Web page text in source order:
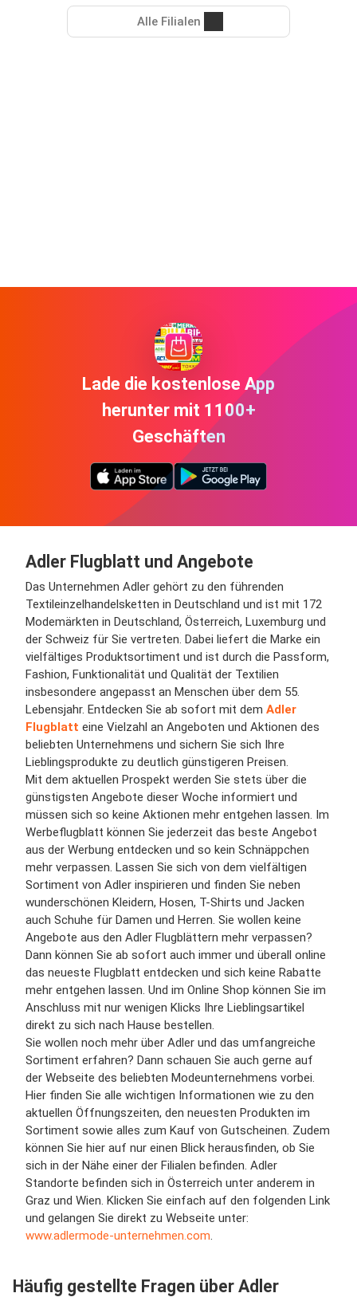
Alle Filialen
Lade die kostenlose App
herunter mit 1100+
Geschäften
Adler Flugblatt und Angebote
Das Unternehmen Adler gehört zu den führenden
Textileinzelhandelsketten in Deutschland und ist mit 172
Modemärkten in Deutschland, Österreich, Luxemburg und
der Schweiz für Sie vertreten. Dabei liefert die Marke ein
vielfältiges Produktsortiment und ist durch die Passform,
Fashion, Funktionalität und Qualität der Textilien
insbesondere angepasst an Menschen über dem 55.
Lebensjahr. Entdecken Sie ab sofort mit dem Adler
Flugblatt eine Vielzahl an Angeboten und Aktionen des
beliebten Unternehmens und sichern Sie sich Ihre
Lieblingsprodukte zu deutlich günstigeren Preisen.
Mit dem aktuellen Prospekt werden Sie stets über die
günstigsten Angebote dieser Woche informiert und
müssen sich so keine Aktionen mehr entgehen lassen. Im
Werbeflugblatt können Sie jederzeit das beste Angebot
aus der Werbung entdecken und so kein Schnäppchen
mehr verpassen. Lassen Sie sich von dem vielfältigen
Sortiment von Adler inspirieren und finden Sie neben
wunderschönen Kleidern, Hosen, T-Shirts und Jacken
auch Schuhe für Damen und Herren. Sie wollen keine
Angebote aus den Adler Flugblättern mehr verpassen?
Dann können Sie ab sofort auch immer und überall online
das neueste Flugblatt entdecken und sich keine Rabatte
mehr entgehen lassen. Und im Online Shop können Sie im
Anschluss mit nur wenigen Klicks Ihre Lieblingsartikel
direkt zu sich nach Hause bestellen.
Sie wollen noch mehr über Adler und das umfangreiche
Sortiment erfahren? Dann schauen Sie auch gerne auf
der Webseite des beliebten Modeunternehmens vorbei.
Hier finden Sie alle wichtigen Informationen wie zu den
aktuellen Öffnungszeiten, den neuesten Produkten im
Sortiment sowie alles zum Kauf von Gutscheinen. Zudem
können Sie hier auf nur einen Blick herausfinden, ob Sie
sich in der Nähe einer der Filialen befinden. Adler
Standorte befinden sich in Österreich unter anderem in
Graz und Wien. Klicken Sie einfach auf den folgenden Link
und gelangen Sie direkt zu Webseite unter:
www.adlermode-unternehmen.com.
Häufig gestellte Fragen über Adler